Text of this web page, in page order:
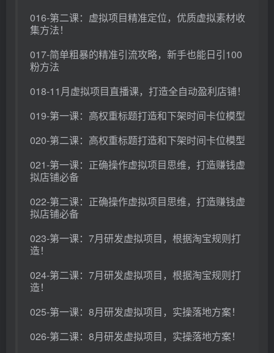
016-第二课：虚拟项目精准定位，优质虚拟素材收
集方法！
017-简单粗暴的精准引流攻略，新手也能日引100
粉方法
018-11月虚拟项目直播课，打造全自动盈利店铺！
019-第一课：高权重标题打造和下架时间卡位模型
020-第二课：高权重标题打造和下架时间卡位模型
021-第一课：正确操作虚拟项目思维，打造赚钱虚
拟店铺必备
022-第二课：正确操作虚拟项目思维，打造赚钱虚
拟店铺必备
023-第一课：7月研发虚拟项目，根据淘宝规则打
造！
024-第二课：7月研发虚拟项目，根据淘宝规则打
造！
025-第一课：8月研发虚拟项目，实操落地方案！
026-第二课：8月研发虚拟项目，实操落地方案！